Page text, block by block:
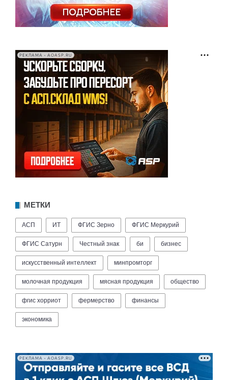
РЕКЛАМА • AOASP.RU
МЕТКИ
АСП ИТ ФГИС Зерно ФГИС Меркурий
ФГИС Сатурн Честный знак би бизнес
искусственный интеллект минпромторг
молочная продукция мясная продукция общество
фгис хорриот фермерство финансы
экономика
РЕКЛАМА • AOASP.RU